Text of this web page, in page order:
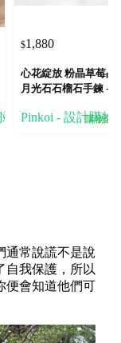
$1,880
心花綻放 粉晶草莓晶
月光石石榴石手鍊 - 幸
Pinkoi - 設計購物
購物賺
通常說謊不是說
自我保護，所以
便會知道他們可